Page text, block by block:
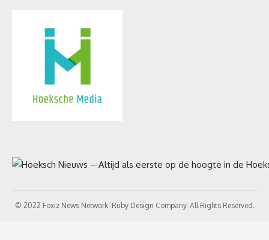
© 2022 Foxiz News Network. Ruby Design Company. All Rights Reserved.